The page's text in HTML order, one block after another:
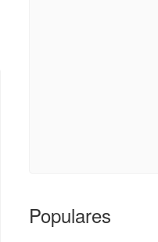
Populares